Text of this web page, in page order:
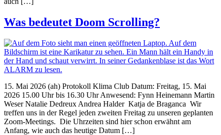
Was bedeutet Doom Scrolling?
15. Mai 2026 (ah) Protokoll Klima Club Datum: Freitag, 15. Mai
2026 15.00 Uhr bis 16.30 Uhr Anwesend: Fynn Heinemann Martin
Weser Natalie Dedreux Andrea Halder Katja de Braganca Wir
treffen uns in der Regel jeden zweiten Freitag zu unseren geplanten
Zoom-Meetings. Die Uhrzeiten sind hier schon erwähnt am
Anfang, wie auch das heutige Datum […]